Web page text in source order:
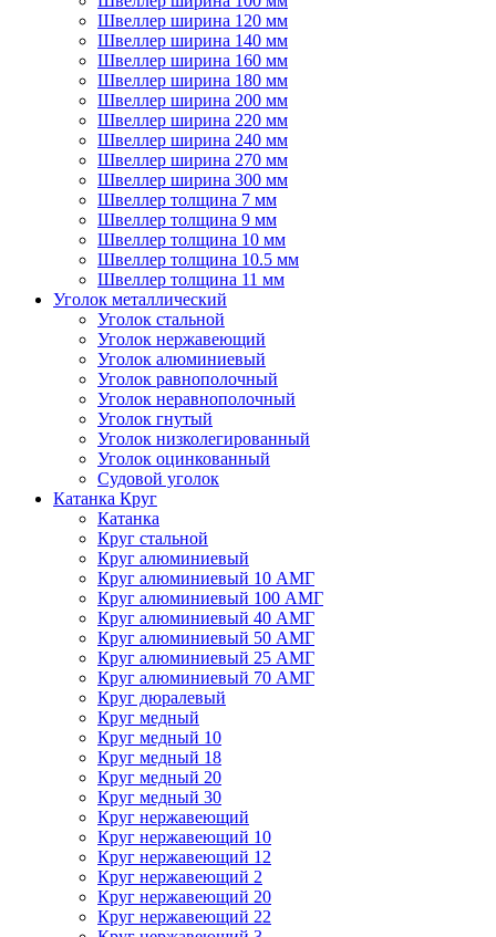
Швеллер ширина 120 мм
Швеллер ширина 140 мм
Швеллер ширина 160 мм
Швеллер ширина 180 мм
Швеллер ширина 200 мм
Швеллер ширина 220 мм
Швеллер ширина 240 мм
Швеллер ширина 270 мм
Швеллер ширина 300 мм
Швеллер толщина 7 мм
Швеллер толщина 9 мм
Швеллер толщина 10 мм
Швеллер толщина 10.5 мм
Швеллер толщина 11 мм
Уголок металлический
Уголок стальной
Уголок нержавеющий
Уголок алюминиевый
Уголок равнополочный
Уголок неравнополочный
Уголок гнутый
Уголок низколегированный
Уголок оцинкованный
Судовой уголок
Катанка Круг
Катанка
Круг стальной
Круг алюминиевый
Круг алюминиевый 10 АМГ
Круг алюминиевый 100 АМГ
Круг алюминиевый 40 АМГ
Круг алюминиевый 50 АМГ
Круг алюминиевый 25 АМГ
Круг алюминиевый 70 АМГ
Круг дюралевый
Круг медный
Круг медный 10
Круг медный 18
Круг медный 20
Круг медный 30
Круг нержавеющий
Круг нержавеющий 10
Круг нержавеющий 12
Круг нержавеющий 2
Круг нержавеющий 20
Круг нержавеющий 22